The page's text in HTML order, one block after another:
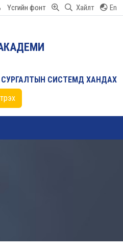
Үсгийн фонт Хайлт En
АКАДЕМИ
СИСТЕМД ХАНДАХ